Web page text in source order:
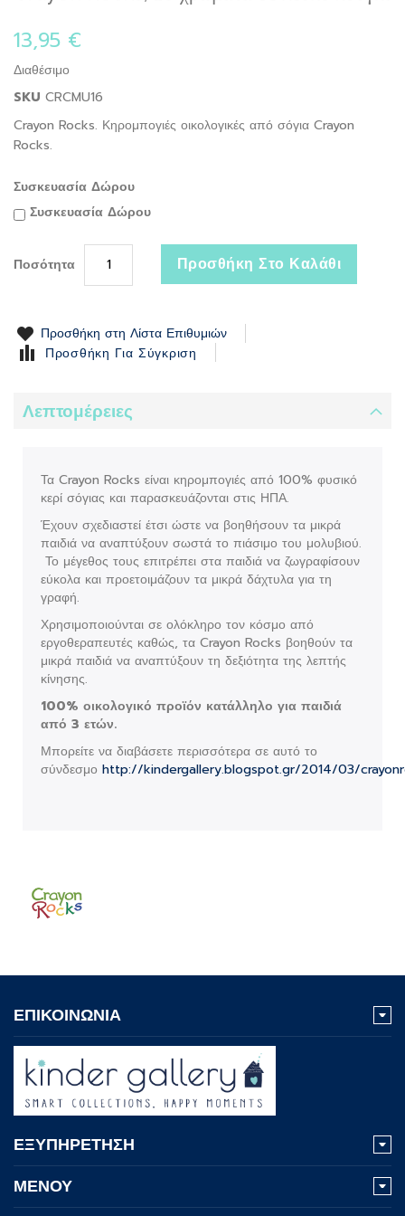
13,95 €
Διαθέσιμο
SKU CRCMU16
Crayon Rocks. Κηρομπογιές οικολογικές από σόγια Crayon
Rocks.
Συσκευασία Δώρου
Συσκευασία Δώρου
Ποσότητα Προσθήκη Στο Καλάθι
Προσθήκη στη Λίστα Επιθυμιών
Προσθήκη Για Σύγκριση
Λεπτομέρειες
Τα Crayon Rocks είναι κηρομπογιές από 100% φυσικό
κερί σόγιας και παρασκευάζονται στις ΗΠΑ.
Έχουν σχεδιαστεί έτσι ώστε να βοηθήσουν τα μικρά
παιδιά να αναπτύξουν σωστά το πιάσιμο του μολυβιού.
Το μέγεθος τους επιτρέπει στα παιδιά να ζωγραφίσουν
εύκολα και προετοιμάζουν τα μικρά δάχτυλα για τη
γραφή.
Χρησιμοποιούνται σε ολόκληρο τον κόσμο από
εργοθεραπευτές καθώς, τα Crayon Rocks βοηθούν τα
μικρά παιδιά να αναπτύξουν τη δεξιότητα της λεπτής
κίνησης.
100% οικολογικό προϊόν κατάλληλο για παιδιά
από 3 ετών.
Μπορείτε να διαβάσετε περισσότερα σε αυτό το
σύνδεσμο http://kindergallery.blogspot.gr/2014/03/
beginning
of
the
images
gallery
ΕΠΙΚΟΙΝΩΝΙΑ
ΕΞΥΠΗΡΕΤΗΣΗ
ΜΕΝΟΥ